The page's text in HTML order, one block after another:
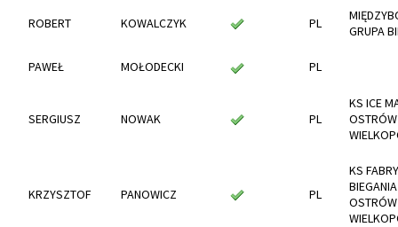
ROBERT KOWALCZYK PL
GRUPA
PAWEŁ MOŁODECKI PL
SERGIUSZ NOWAK PL
KS ICE
OSTRÓW
KRZYSZTOF PANOWICZ PL
KS
BIEGANIA
OSTRÓW